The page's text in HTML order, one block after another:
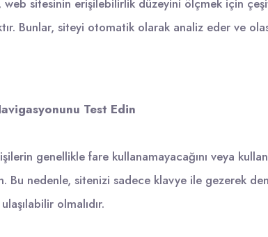
web sitesinin erişilebilirlik düzeyini ölçmek için
Bunlar, siteyi otomatik olarak analiz eder ve
Test Edin
genellikle fare kullanamayacağını veya
Bu nedenle, sitenizi sadece klavye ile gezerek
olmalıdır.